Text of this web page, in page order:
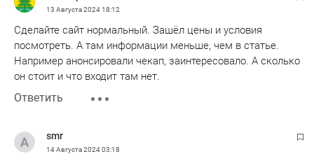
13 Августа 202418:12
Сделайте сайт нормальный. Зашёл цены и условия
посмотреть. А там информации меньше, чем в статье.
Например анонсировали чекап, заинтересовало. А сколько
он стоит и что входит там нет.
Ответить
smr
14 Августа 202403:18